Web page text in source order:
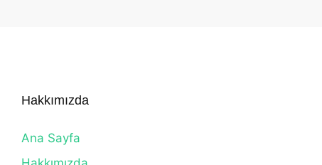
Hakkımızda
Ana Sayfa